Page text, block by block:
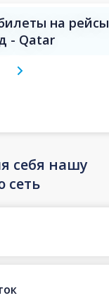
на рейсы
- Qatar
себя нашу
сеть